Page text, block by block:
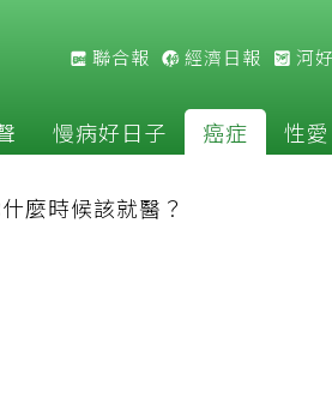
聯合報 經濟日報 河
慢病好日子 癌症 性愛
麼時候該就醫？